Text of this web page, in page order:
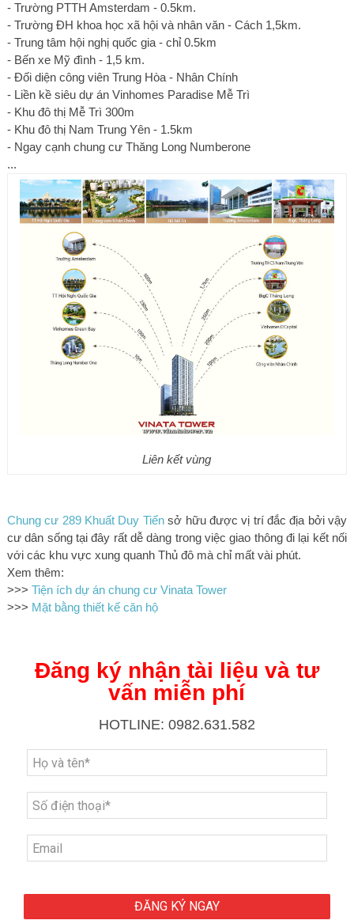
- Trường PTTH Amsterdam - 0.5km.
- Trường ĐH khoa học xã hội và nhân văn - Cách 1,5km.
- Trung tâm hội nghị quốc gia - chỉ 0.5km
- Bến xe Mỹ đình - 1,5 km.
- Đối diện công viên Trung Hòa - Nhân Chính
- Liền kề siêu dự án Vinhomes Paradise Mễ Trì
- Khu đô thị Mễ Trì 300m
- Khu đô thị Nam Trung Yên - 1.5km
- Ngay cạnh chung cư Thăng Long Numberone
...
Liên kết vùng
Chung cư 289 Khuất Duy Tiếnsở hữu được vị trí đắc địa bởi vậy
cư dân sống tại đây rất dễ dàng trong việc giao thông đi lại kết nối
với các khu vực xung quanh Thủ đô mà chỉ mất vài phút.
Xem thêm:
>>> Tiện ích dự án chung cư Vinata Tower
>>> Mặt bằng thiết kế căn hộ
Đăng ký nhận tài liệu và tư
vấn miễn phí
HOTLINE: 0982.631.582